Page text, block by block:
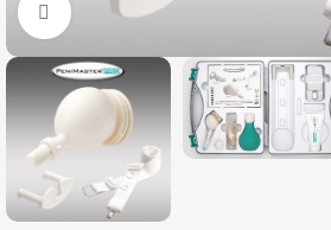
Click to enlarge